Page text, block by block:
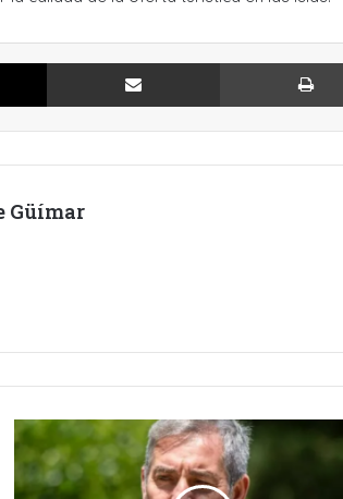
X Compartir por Email
Güímar
EL
IMPACTO
MEDIÁTICO